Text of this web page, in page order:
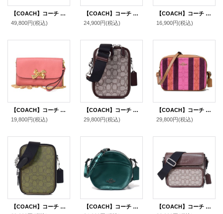
【COACH】コーチ メンズ バッグ コーティングキャンバス レザー シグネチャー ロゴ フィン クロスボディ 斜め掛け ショルダーバッグ チャコール×ブラック〔日本未発売〕
49,800円(税込)
【COACH】コーチ コーティングキャンバス スムースレザー シグネチャー コンバーチブル ベルトバッグ 3way ショルダー 斜め掛け クラッチ ウエスト ヒップバッグ ブラウン×ブラック〔日本未発売〕
24,900円(税込)
【COACH】コーチ ターンロック レザー スエード ストライプ ペニー クロスボディー ショルダー 斜め掛けバッグ サドル×オックスブラッド（日本未発売）
16,900円(税込)
【COACH】コーチ レザー チェーン ショルダー クロスボディ クラッチ リストレット 3WAY 斜め掛けバッグ ヴィンテージピンク（日本未発売）
19,800円(税込)
【COACH】コーチ バッグ ジャガード レザー シグネチャー スタントン 2WAY クロスボディ 斜め掛け ショルダー バッグ オーク×メイプル〔日本未発売〕
29,800円(税込)
【COACH】コーチ ジャガード スムースレザー シグネチャー ストライプ ミニ カメラバッグ クロスボディ 斜め掛け ショルダーバッグ ピンク×バーガンディーマルチ（日本未発売）
29,800円(税込)
【COACH】コーチ メンズ ジャガード レザー シグネチャー スタントン 2WAY クロスボディ 斜め掛け ショルダー バッグ オリーブドラブ×ユーティリティグリーン〔日本未発売〕
【COACH】コーチ カーフレザー メタリック キャンティーン 斜め掛け ショルダー クロスボディ バッグ メタリックグリーン（日本未発売）
【COACH】コーチ メンズ バッグ ジャガード レザー シグネチャー サリバン クロスボディ フラップ メッセンジャー カメラ 斜め掛け ショルダーバッグ オーク×メイプル〔日本未発売〕